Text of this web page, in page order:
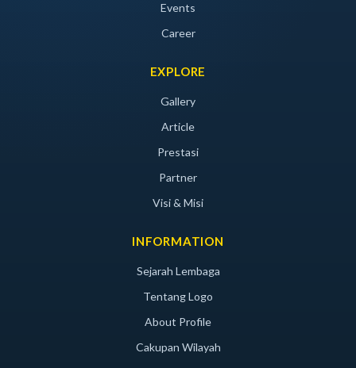
Events
Career
EXPLORE
Gallery
Article
Prestasi
Partner
Visi & Misi
INFORMATION
Sejarah Lembaga
Tentang Logo
About Profile
Cakupan Wilayah